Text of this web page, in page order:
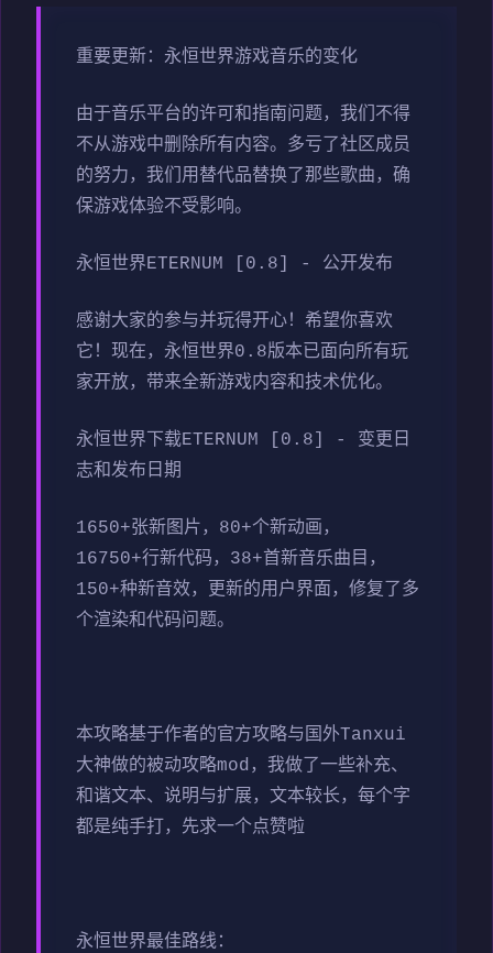
重要更新：永恒世界游戏音乐的变化
由于音乐平台的许可和指南问题，我们不得
不从游戏中删除所有内容。多亏了社区成员
的努力，我们用替代品替换了那些歌曲，确
保游戏体验不受影响。
永恒世界ETERNUM [0.8] - 公开发布
感谢大家的参与并玩得开心！希望你喜欢
它！现在，永恒世界0.8版本已面向所有玩
家开放，带来全新游戏内容和技术优化。
永恒世界下载ETERNUM [0.8] - 变更日
志和发布日期
1650+张新图片，80+个新动画，
16750+行新代码，38+首新音乐曲目，
150+种新音效，更新的用户界面，修复了多
个渲染和代码问题。
本攻略基于作者的官方攻略与国外Tanxui
大神做的被动攻略mod，我做了一些补充、
和谐文本、说明与扩展，文本较长，每个字
都是纯手打，先求一个点赞啦
永恒世界最佳路线：